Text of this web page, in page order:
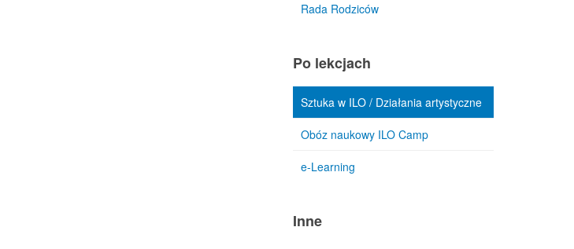
Rada Rodziców
Po lekcjach
Sztuka w ILO / Działania artystyczne
Obóz naukowy ILO Camp
e-Learning
Inne